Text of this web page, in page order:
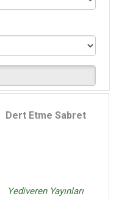
Dert Etme Sabret
Yediveren Yayınları